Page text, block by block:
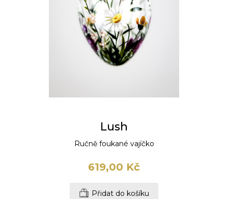
Lush
Ručně foukané vajíčko
619,00 Kč
Přidat do košíku